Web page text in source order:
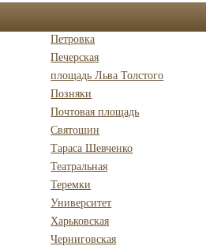
Петровка
Печерская
площадь Льва Толстого
Позняки
Почтовая площадь
Святошин
Тараса Шевченко
Театральная
Теремки
Университет
Харьковская
Черниговская